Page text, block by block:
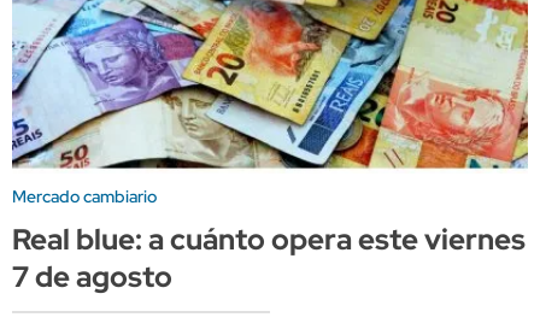
Mercado cambiario
Real blue: a cuánto opera este viernes
7 de agosto